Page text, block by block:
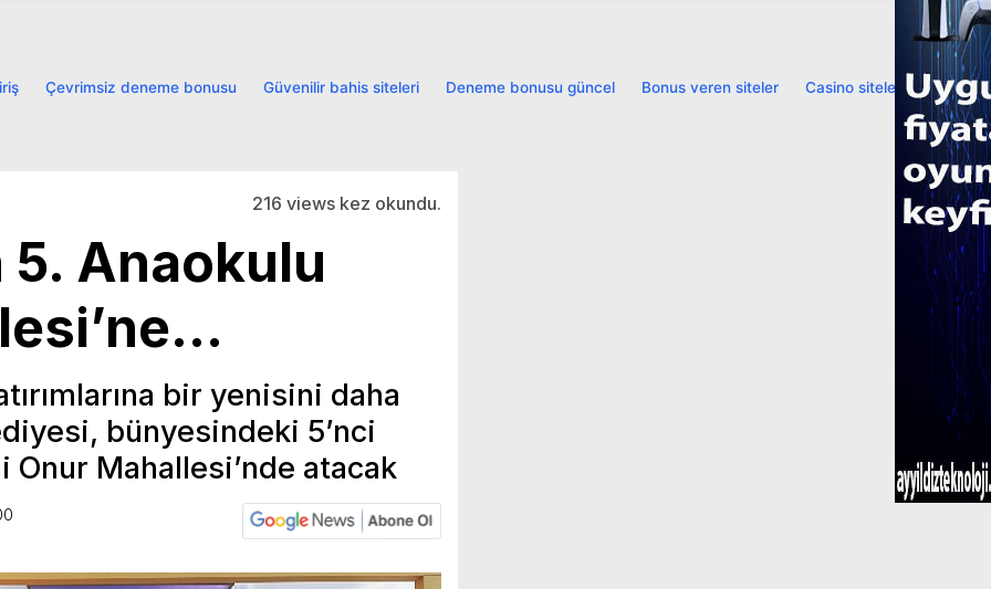
kısıtlı!Çevrimsiz deneme bonusu Güvenilir bahis siteleri Deneme bonusu güncel Bonus veren siteler Casino siteleri
·
216 views kez okundu.
5. Anaokulu
bir yenisini daha
bünyesindeki 5’nci
Mahallesi’nde atacak